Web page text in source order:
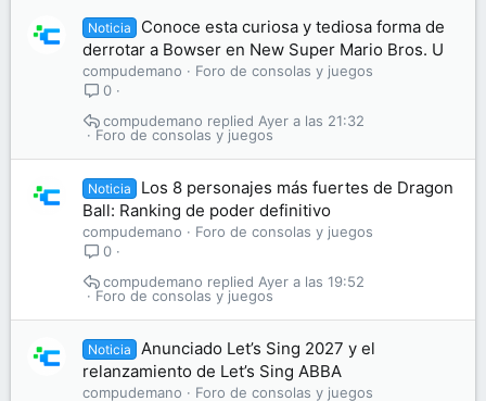
Noticia
Conoce esta curiosa y tediosa forma de
derrotar a Bowser en New Super Mario Bros. U
compudemano
Foro de consolas y juegos
0
Foro de consolas y juegos
Ayer a las 21:32
compudemano
Noticia
Los 8 personajes más fuertes de Dragon
Ball: Ranking de poder definitivo
compudemano
Foro de consolas y juegos
0
Foro de consolas y juegos
Ayer a las 19:52
compudemano
Noticia
Anunciado Let’s Sing 2027 y el
relanzamiento de Let’s Sing ABBA
compudemano Foro de consolas y juegos